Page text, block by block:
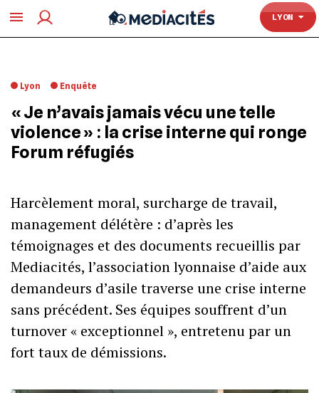
LYON
TOULOUSE
Lyon Enquête
« Je n’avais jamais vécu une telle
violence » : la crise interne qui ronge
Forum réfugiés
Harcèlement moral, surcharge de travail,
management délétère : d’après les
témoignages et des documents recueillis par
Mediacités, l’association lyonnaise d’aide aux
demandeurs d’asile traverse une crise interne
sans précédent. Ses équipes souffrent d’un
turnover « exceptionnel », entretenu par un
fort taux de démissions.